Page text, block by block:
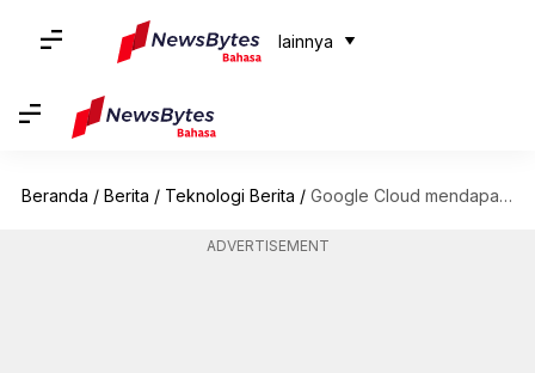
lainnya
Beranda / Berita / Teknologi Berita / Google Cloud mendapat tim chip AI: Bisakah mereka menantang Microsoft?
ADVERTISEMENT